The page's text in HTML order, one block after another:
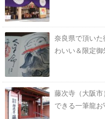
奈良県で頂い
わいい＆限定御
藤次寺（大阪
できる一筆龍お